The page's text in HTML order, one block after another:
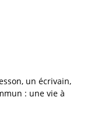
un écrivain,
: une vie à